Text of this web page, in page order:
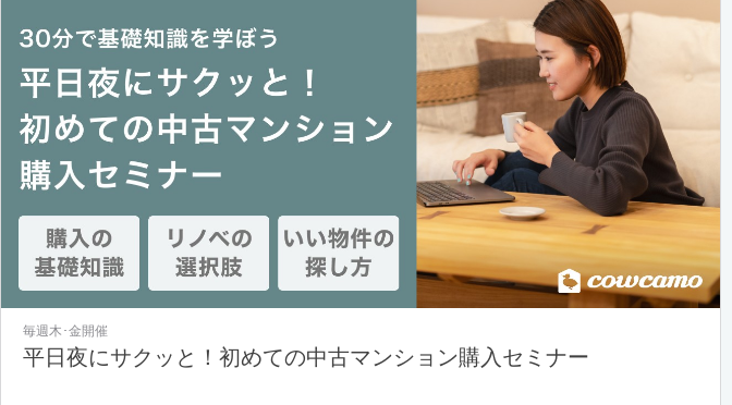
毎週木･金開催
平日夜にサクッと！初めての中古マンション購入セミナー